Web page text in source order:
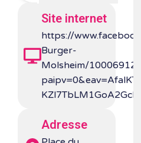
Site internet
https://
Burger-
Molsheim/
Adresse